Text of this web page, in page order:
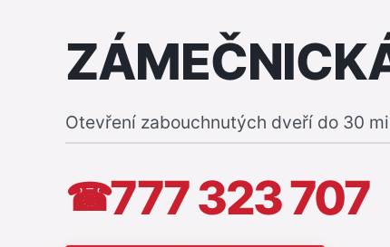
Otevření zabouchnutých dveří do 30
☎777 323 707